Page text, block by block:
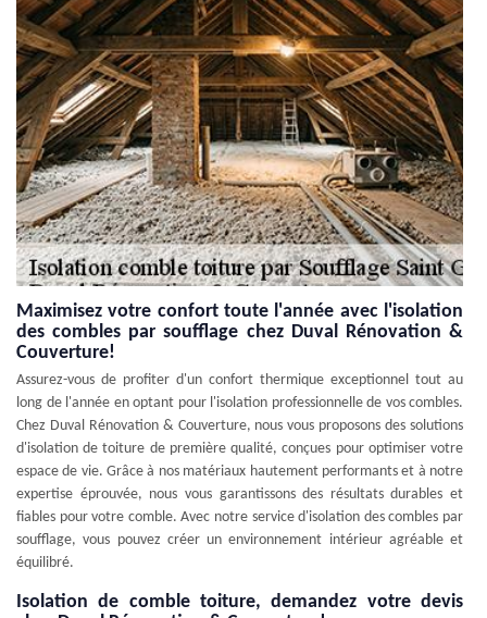
Maximisez votre confort toute l'année avec l'isolation
des combles par soufflage chez Duval Rénovation &
Couverture!
Assurez-vous de profiter d'un confort thermique exceptionnel tout au
long de l'année en optant pour l'isolation professionnelle de vos combles.
Chez Duval Rénovation & Couverture, nous vous proposons des solutions
d'isolation de toiture de première qualité, conçues pour optimiser votre
espace de vie. Grâce à nos matériaux hautement performants et à notre
expertise éprouvée, nous vous garantissons des résultats durables et
fiables pour votre comble. Avec notre service d'isolation des combles par
soufflage, vous pouvez créer un environnement intérieur agréable et
équilibré.
Isolation de comble toiture, demandez votre devis